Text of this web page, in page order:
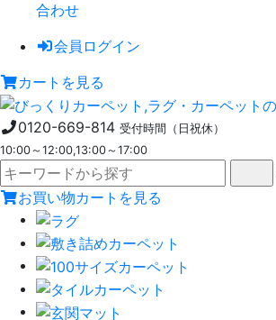
合わせ
会員ログイン
カートを見る
0120-669-814 受付時間（日祝休）
10:00～12:00,13:00～17:00
お買い物カートを見る